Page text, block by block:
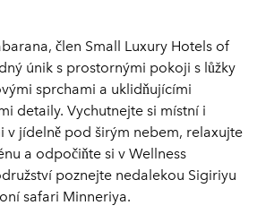
člen Small Luxury Hotels of
únik s prostornými pokoji s lůžky
sprchami a uklidňujícími
detaily. Vychutnejte si místní i
v jídelně pod širým nebem, relaxujte
a odpočiňte si v Wellness
poznejte nedalekou Sigiriyu
safari Minneriya.